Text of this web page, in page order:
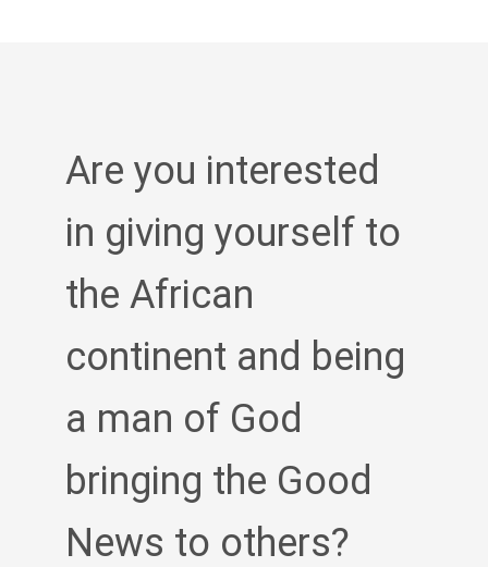
Are you interested
in giving yourself to
the African
continent and being
a man of God
bringing the Good
News to others?